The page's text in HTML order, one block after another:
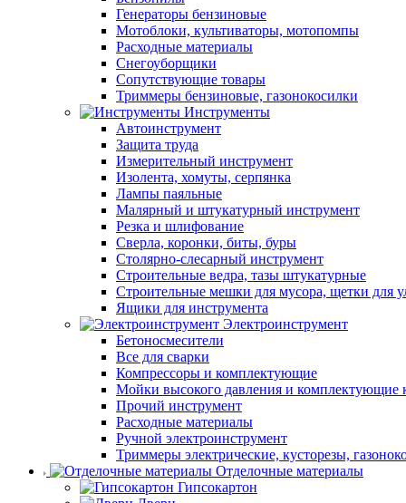
Генераторы бензиновые
Мотоблоки, культиваторы, мотопомпы
Расходные материалы
Снегоуборщики
Сопутствующие товары
Триммеры бензиновые, газонокосилки
Инструменты
Автоинструмент
Защита труда
Измерительный инструмент
Изолента, хомуты, серпянка
Лампы паяльные
Малярный и штукатурный инструмент
Резка и шлифование
Сверла, коронки, биты, буры
Столярно-слесарный инструмент
Строительные ведра, тазы штукатурные
Строительные мешки для мусора, щетки для
Ящики для инструмента
Электроинструмент
Бетоносмесители
Все для сварки
Компрессоры и комплектующие
Мойки высокого давления и комплектующие
Прочий инструмент
Расходные материалы
Ручной электроинструмент
Триммеры электрические, кусторезы,
Отделочные материалы
Гипсокартон